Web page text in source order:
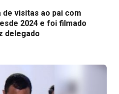
de visitas ao pai com
2024 e foi filmado
delegado